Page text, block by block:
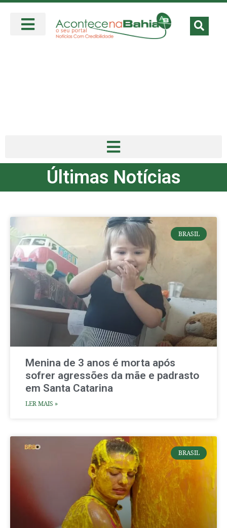
Últimas Notícias
BRASIL
Menina de 3 anos é morta após
sofrer agressões da mãe e padrasto
em Santa Catarina
LER MAIS »
BRASIL